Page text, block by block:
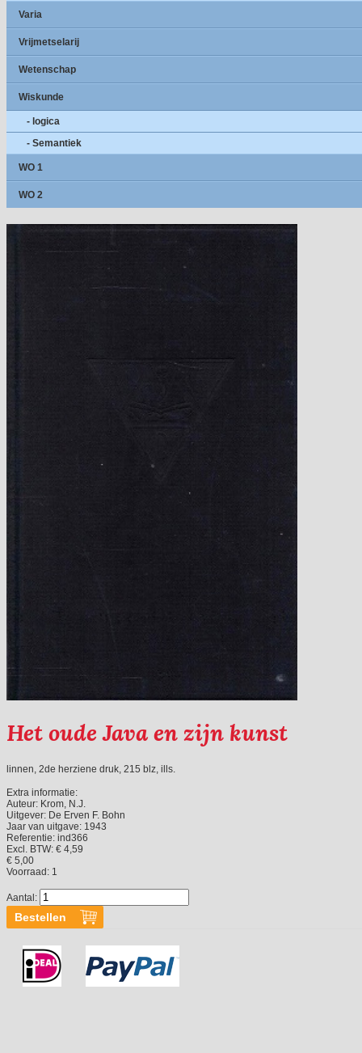
Varia
Vrijmetselarij
Wetenschap
Wiskunde
- logica
- Semantiek
WO 1
WO 2
Het oude Java en zijn kunst
linnen, 2de herziene druk, 215 blz, ills.
Extra informatie:
Auteur: Krom, N.J.
Uitgever: De Erven F. Bohn
Jaar van uitgave: 1943
Referentie: ind366
Excl. BTW: € 4,59
€ 5,00
Voorraad: 1
Aantal: